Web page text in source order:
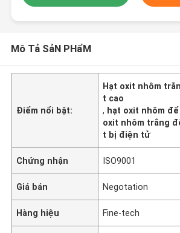
Mô Tả SảN PHẩM
Điểm nổi bật:
Hạt oxit nhôm
t cao
, hạt oxit nhôm
oxit nhôm trắng
t bị điện tử
Chứng nhận ISO9001
Giá bán Negotation
Hàng hiệu Fine-tech